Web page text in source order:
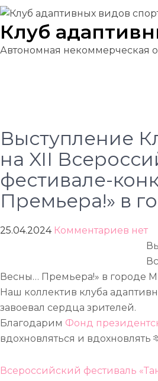
Перейти
содержимому
Клуб
Автономная некоммерческая
Выступление
на XII
фестивале-
Премьера!» в
25.04.2024 Комментариев нет
Весны… Премьера!» в городе
Наш коллектив клуба
завоевал сердца зрителей.
Благодарим Фонд
вдохновляться и вдохновлять
Навигация
Всероссийский фестиваль